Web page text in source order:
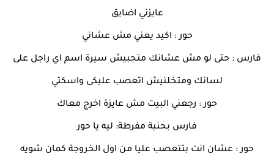
عايزني اضايق
حور : اكيد يعني مش عشاني
فارس : حتى لو مش عشانك متجبيش سيرة اسم اي راجل على
لسانك ومتخلنيش اتعصب عليكى واسكتي
حور : رجعني البيت مش عايزة اخرج معاك
فارس بحنية مفرطة: ليه يا حور
حور : عشان انت بتتعصب عليا من اول الخروجة كمان شويه